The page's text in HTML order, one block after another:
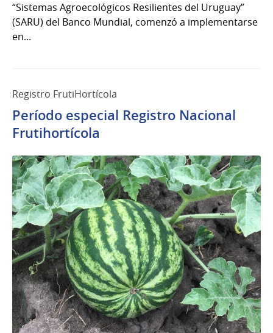
“Sistemas Agroecológicos Resilientes del Uruguay”
(SARU) del Banco Mundial, comenzó a implementarse
en...
Registro FrutiHortícola
Período especial Registro Nacional
Frutihortícola